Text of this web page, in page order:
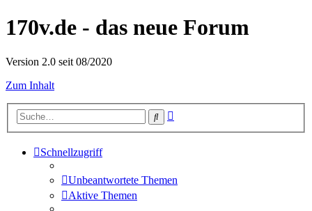
170v.de - das neue Forum
Version 2.0 seit 08/2020
Zum Inhalt
Suche
Schnellzugriff
Unbeantwortete Themen
Aktive Themen